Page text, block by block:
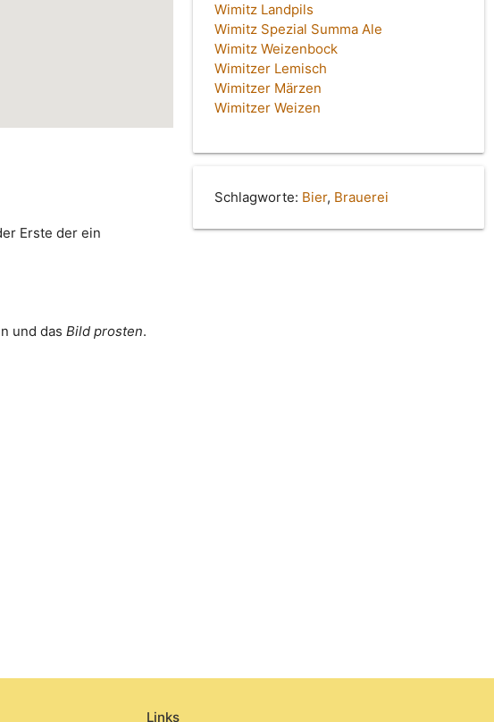
Erste der ein
und dasBild prosten.
Wimitz Landpils
Wimitz Spezial Summa Ale
Wimitz Weizenbock
Wimitzer Lemisch
Wimitzer Märzen
Wimitzer Weizen
Schlagworte: Bier, Brauerei
Links